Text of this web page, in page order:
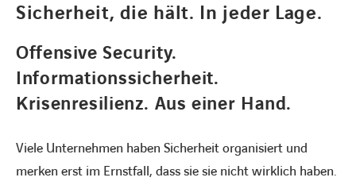
Karriere
Subunternehmer
Kontakt
Sicherheit, die hält. In jeder Lage.
Offensive Security.
Informationssicherheit.
Krisenresilienz. Aus einer Hand.
Viele Unternehmen haben Sicherheit organisiert und
merken erst im Ernstfall, dass sie sie nicht wirklich haben.